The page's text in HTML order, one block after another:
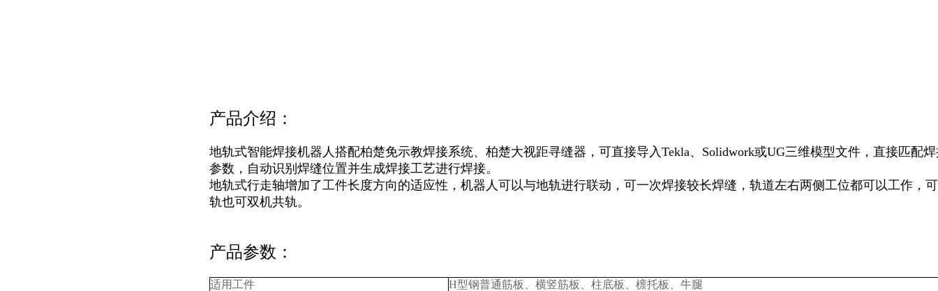
产品介绍：
地轨式智能焊接机器人搭配柏楚免示教焊接系统、柏楚大视距寻缝器，可直接导入Tekla、Solidwork或UG三维模型文件，直接匹配
参数，自动识别焊缝位置并生成焊接工艺进行焊接。
地轨式行走轴增加了工件长度方向的适应性，机器人可以与地轨进行联动，可一次焊接较长焊缝，轨道左右两侧工位都可以工作，
轨也可双机共轨。
产品参数：
适用工件
H型钢普通筋板、横竖筋板、柱底板、檩托板、牛腿